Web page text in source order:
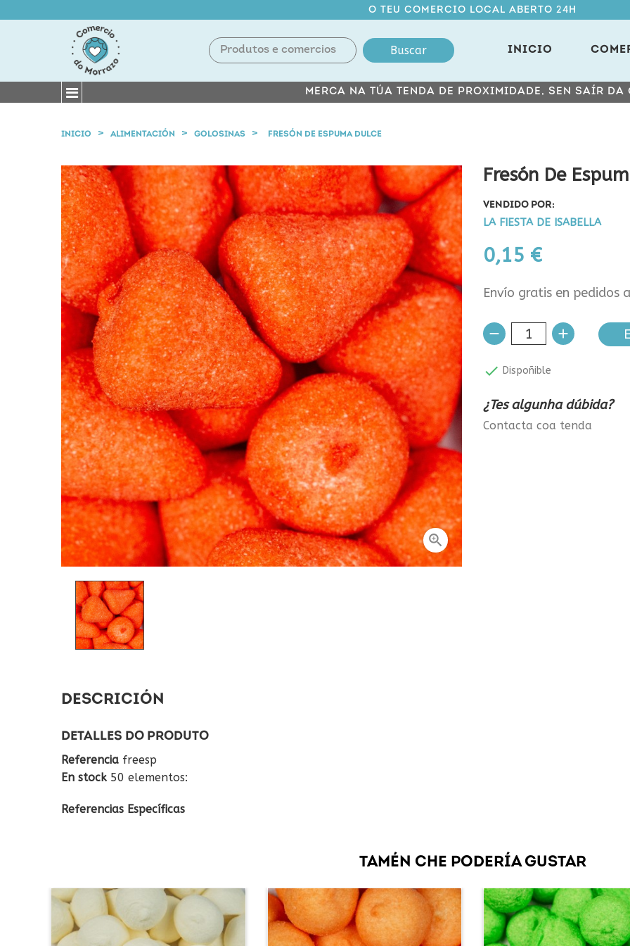
O TEU COMERCIO LOCAL ABERTO 24H
Buscar INICIO
MERCA NA TÚA TENDA DE PROXIMIDADE, SEN SAÍR DA
INICIO ALIMENTACIÓN GOLOSINAS FRESÓN DE ESPUMA DULCE

Fresón De
VENDIDO POR:
LA FIESTA DE ISABELLA
0,15 €
Envío gratis en pedidos
 Dispoñible
¿Tes algunha dúbida?
Contacta coa tenda
DESCRICIÓN
DETALLES DO PRODUTO
Referencia freesp
En stock 50 elementos:
Referencias Específicas
TAMÉN CHE PODERÍA GUSTAR